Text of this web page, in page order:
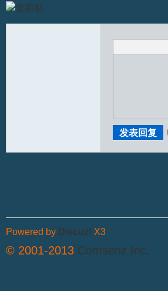
发表回复
Powered by Discuz! X3
© 2001-2013 Comsenz Inc.